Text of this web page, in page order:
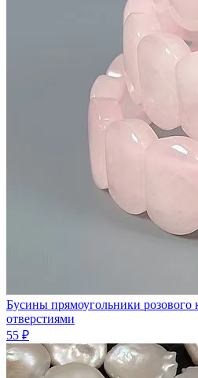
Бусины прямоугольники розового
отверстиями
55 ₽